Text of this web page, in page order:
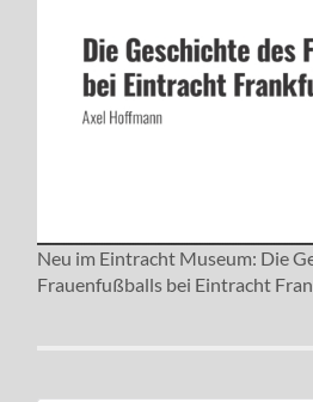
Neu im Eintracht Museum: Die
Frauenfußballs bei Eintracht